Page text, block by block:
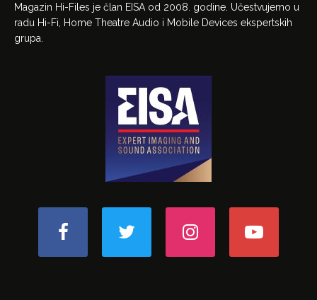
Magazin Hi-Files je član EISA od 2008. godine. Učestvujemo u
radu Hi-Fi, Home Theatre Audio i Mobile Devices ekspertskih
grupa.